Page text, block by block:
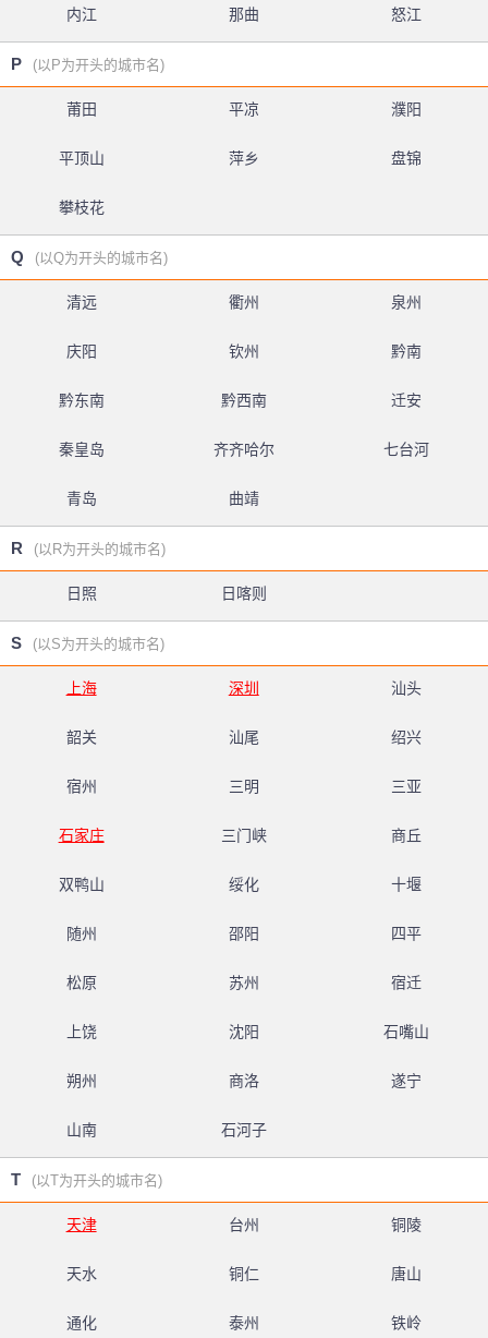
内江 那曲 怒江
P (以P为开头的城市名)
莆田 平凉 濮阳
平顶山 萍乡 盘锦
攀枝花
Q (以Q为开头的城市名)
清远 衢州 泉州
庆阳 钦州 黔南
黔东南 黔西南 迁安
秦皇岛 齐齐哈尔 七台河
青岛 曲靖
R (以R为开头的城市名)
日照 日喀则
S (以S为开头的城市名)
上海 深圳 汕头
韶关 汕尾 绍兴
宿州 三明 三亚
石家庄 三门峡 商丘
双鸭山 绥化 十堰
随州 邵阳 四平
松原 苏州 宿迁
上饶 沈阳 石嘴山
朔州 商洛 遂宁
山南 石河子
T (以T为开头的城市名)
天津 台州 铜陵
天水 铜仁 唐山
通化 泰州 铁岭